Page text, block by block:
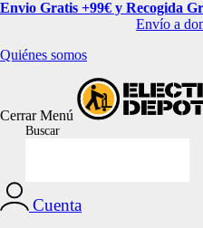
Envio Gratis +99€ y Recogida
Envío a
Quiénes somos
CerrarMenú
Buscar
Cuenta